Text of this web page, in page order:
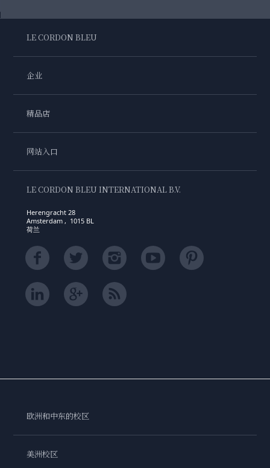
LE CORDON BLEU
企业
精品店
网站入口
LE CORDON BLEU INTERNATIONAL B.V.
Herengracht 28
Amsterdam , 1015 BL
荷兰
欧洲和中东的校区
美洲校区